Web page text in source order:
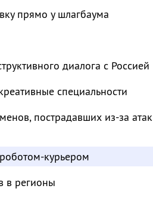
прямо у шлагбаума
диалога с Россией
специальности
пострадавших из-за атак
курьером
в регионы